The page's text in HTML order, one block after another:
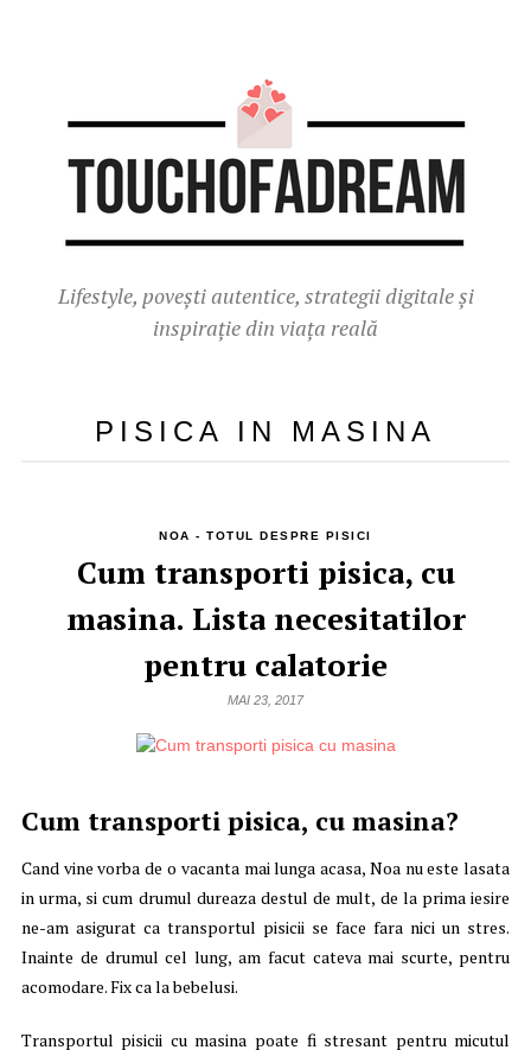
Lifestyle, povești autentice, strategii digitale și
inspirație din viața reală
PISICA IN MASINA
NOA - TOTUL DESPRE PISICI
Cum transporti pisica, cu
masina. Lista necesitatilor
pentru calatorie
MAI 23, 2017
Cum transporti pisica, cu masina?
Cand vine vorba de o vacanta mai lunga acasa, Noa nu este lasata
in urma, si cum drumul dureaza destul de mult, de la prima iesire
ne-am asigurat ca transportul pisicii se face fara nici un stres.
Inainte de drumul cel lung, am facut cateva mai scurte, pentru
acomodare. Fix ca la bebelusi.
Transportul pisicii cu masina poate fi stresant pentru micutul